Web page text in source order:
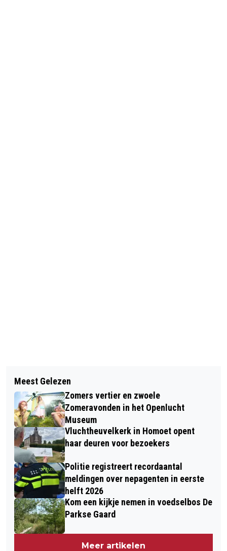
CAMPAGNE AMBER ALERT OM
ONVEILIGE THUISSITUATIE TE
HERKENNEN
PRESENTATIE THEATERPROGRAMMA
2026–2027 VAN THEATER DE KIK
Meest Gelezen
Zomers vertier en zwoele
Zomeravonden in het Openlucht
Museum
Vluchtheuvelkerk in Homoet opent
haar deuren voor bezoekers
Politie registreert recordaantal
meldingen over nepagenten in eerste
helft 2026
Kom een kijkje nemen in voedselbos De
Parkse Gaard
Meer artikelen